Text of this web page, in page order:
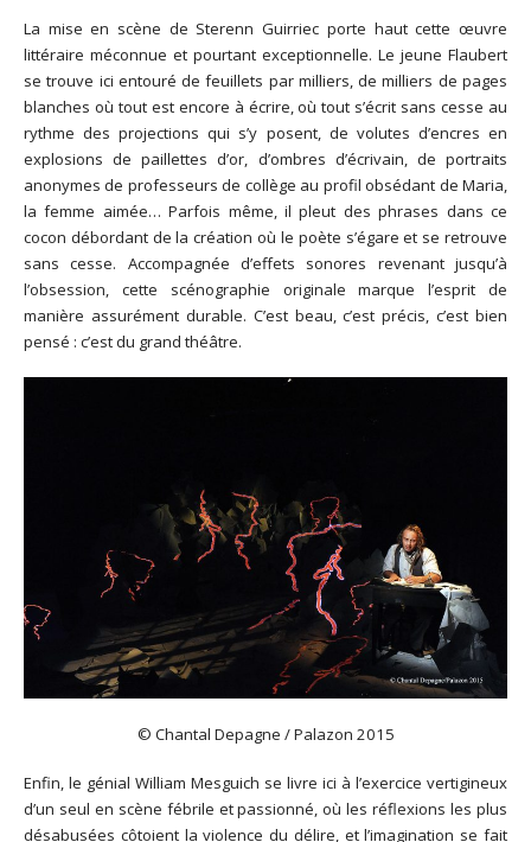
La mise en scène de Sterenn Guirriec porte haut cette œuvre
littéraire méconnue et pourtant exceptionnelle. Le jeune Flaubert
se trouve ici entouré de feuillets par milliers, de milliers de pages
blanches où tout est encore à écrire, où tout s’écrit sans cesse au
rythme des projections qui s’y posent, de volutes d’encres en
explosions de paillettes d’or, d’ombres d’écrivain, de portraits
anonymes de professeurs de collège au profil obsédant de Maria,
la femme aimée… Parfois même, il pleut des phrases dans ce
cocon débordant de la création où le poète s’égare et se retrouve
sans cesse. Accompagnée d’effets sonores revenant jusqu’à
l’obsession, cette scénographie originale marque l’esprit de
manière assurément durable. C’est beau, c’est précis, c’est bien
pensé : c’est du grand théâtre.
© Chantal Depagne / Palazon 2015
Enfin, le génial William Mesguich se livre ici à l’exercice vertigineux
d’un seul en scène fébrile et passionné, où les réflexions les plus
désabusées côtoient la violence du délire, et l’imagination se fait